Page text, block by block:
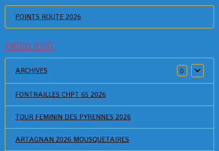
POINTS ROUTE 2026
PHOTOS ROUTE
ARCHIVES 0
FONTRAILLES CHPT 65 2026
TOUR FEMININ DES PYRENNES 2026
ARTAGNAN 2026 MOUSQUETAIRES